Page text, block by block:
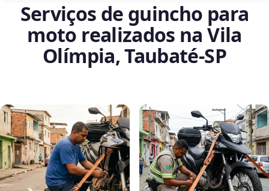
Serviços de guincho para
moto realizados na Vila
Olímpia, Taubaté‑SP